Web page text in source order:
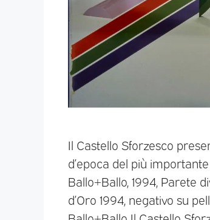
Il Castello Sforzesco
d’epoca del più
Ballo+Ballo, 1994, Parete
d’Oro 1994, negativo su